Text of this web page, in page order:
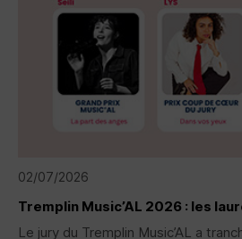
02/07/2026
Tremplin Music’AL 2026 : les
Le jury du Tremplin Music’AL a